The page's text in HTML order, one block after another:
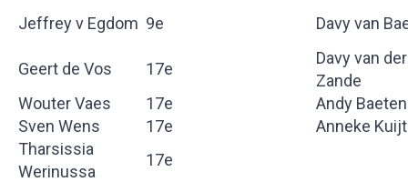
Jeffrey v Egdom 9e Davy van
Geert de Vos 17e
Davy van der
Zande
Wouter Vaes
17e
Andy
Sven Wens
17e
Anneke
Tharsissia
Werinussa
17e